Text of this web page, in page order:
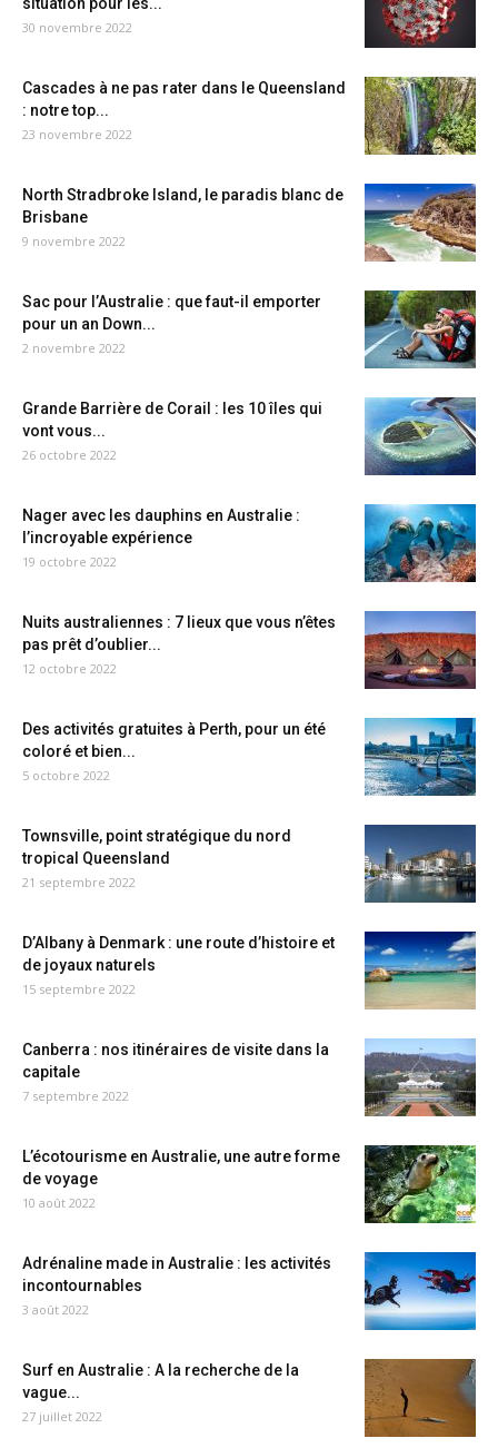
30 novembre 2022
Cascades à ne pas rater dans le Queensland
: notre top...
23 novembre 2022
North Stradbroke Island, le paradis blanc de
Brisbane
9 novembre 2022
Sac pour l’Australie : que faut-il emporter
pour un an Down...
2 novembre 2022
Grande Barrière de Corail : les 10 îles qui
vont vous...
26 octobre 2022
Nager avec les dauphins en Australie :
l’incroyable expérience
19 octobre 2022
Nuits australiennes : 7 lieux que vous n’êtes
pas prêt d’oublier...
12 octobre 2022
Des activités gratuites à Perth, pour un été
coloré et bien...
5 octobre 2022
Townsville, point stratégique du nord
tropical Queensland
21 septembre 2022
D’Albany à Denmark : une route d’histoire et
de joyaux naturels
15 septembre 2022
Canberra : nos itinéraires de visite dans la
capitale
7 septembre 2022
L’écotourisme en Australie, une autre forme
de voyage
10 août 2022
Adrénaline made in Australie : les activités
incontournables
3 août 2022
Surf en Australie : A la recherche de la
vague...
27 juillet 2022